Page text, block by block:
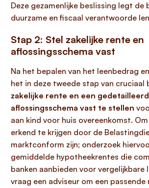
Deze gezamenlijke beslissing legt de
duurzame en fiscaal verantwoorde
Stap 2: Stel zakelijke rente en
aflossingsschema vast
Na het bepalen van het leenbedrag
het in deze tweede stap van cruciaal
zakelijke rente en een gedetailleerd
aflossingsschema vast te stellen
aan kind voor huis overeenkomst.
erkend te krijgen door de
marktconform zijn; onderzoek
gemiddelde hypotheekrentes die
banken aanbieden voor vergelijkbare
vraag een adviseur om een passende